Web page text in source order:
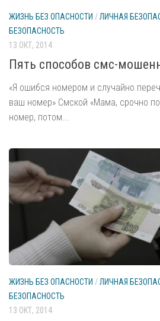
ЖИЗНЬ БЕЗ ОПАСНОСТИ /ЛИЧНАЯ
БЕЗОПАСНОСТЬ
13 ОКТ, 2014
Пять способов смс-
«Я ошибся номером и случайно
ваш номер» Смской «Мама, срочно
номер, потом...
ЖИЗНЬ БЕЗ ОПАСНОСТИ /ЛИЧНАЯ
БЕЗОПАСНОСТЬ
13 ОКТ, 2014